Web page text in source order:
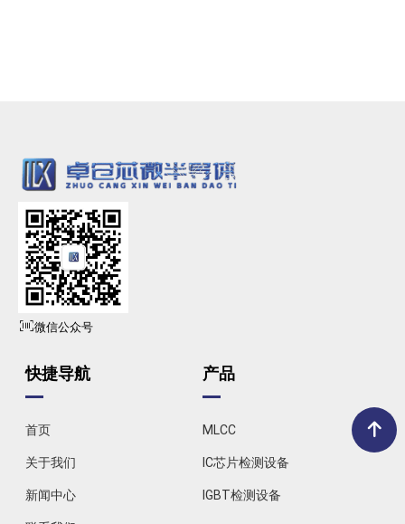
微信公众号
快捷导航
首页
关于我们
新闻中心
产品
MLCC
IC芯片检测设备
IGBT检测设备